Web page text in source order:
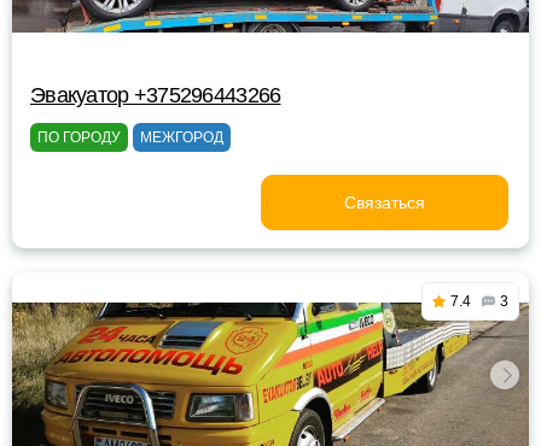
Эвакуатор +375296443266
ПО ГОРОДУ МЕЖГОРОД
Связаться
7.4 3